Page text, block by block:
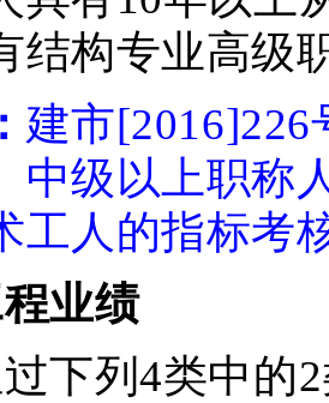
结构专业高级
建市
中级以上职称
工人的指标考
业绩
下列4类中的